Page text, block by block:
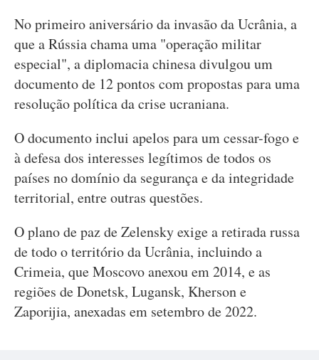
No primeiro aniversário da invasão da Ucrânia, a
que a Rússia chama uma "operação militar
especial", a diplomacia chinesa divulgou um
documento de 12 pontos com propostas para uma
resolução política da crise ucraniana.
O documento inclui apelos para um cessar-fogo e
à defesa dos interesses legítimos de todos os
países no domínio da segurança e da integridade
territorial, entre outras questões.
O plano de paz de Zelensky exige a retirada russa
de todo o território da Ucrânia, incluindo a
Crimeia, que Moscovo anexou em 2014, e as
regiões de Donetsk, Lugansk, Kherson e
Zaporijia, anexadas em setembro de 2022.